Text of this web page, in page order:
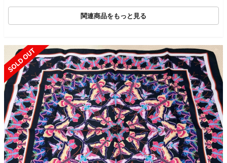
関連商品をもっと見る
SOLD OUT